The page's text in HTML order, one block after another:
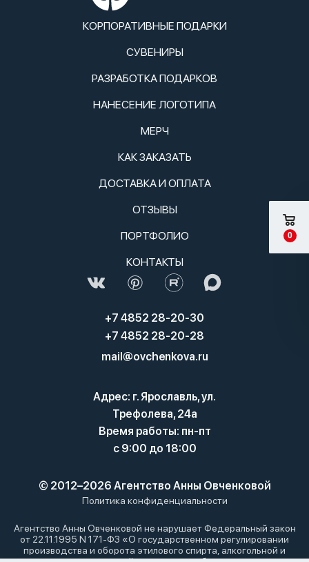
КОРПОРАТИВНЫЕ ПОДАРКИ
СУВЕНИРЫ
РАЗРАБОТКА ПОДАРКОВ
НАНЕСЕНИЕ ЛОГОТИПА
МЕРЧ
КАК ЗАКАЗАТЬ
ДОСТАВКА И ОПЛАТА
ОТЗЫВЫ
ПОРТФОЛИО
КОНТАКТЫ
+7 4852 28-20-30
+7 4852 28-20-28
mail@ovchenkova.ru
Адрес: г. Ярославль, ул.
Трефолева, 24а
Время работы: пн-пт
с 9:00 до 18:00
Политика конфиденциальности
© 2012–2026 Агентство Анны Овченковой
Агентство Анны Овченковой не нарушает Федеральный закон
от 22.11.1995 N 171-ФЗ «О государственном регулировании
производства и оборота этилового спирта, алкогольной и
0